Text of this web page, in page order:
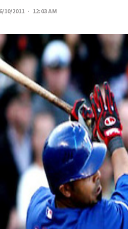
10/2011 · 12:03 AM